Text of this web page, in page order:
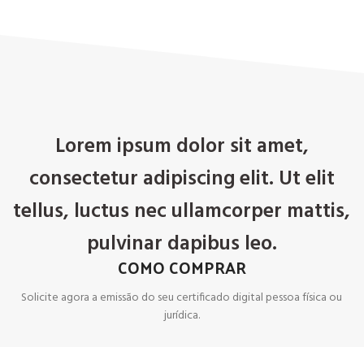
Lorem ipsum dolor sit amet,
consectetur adipiscing elit. Ut elit
tellus, luctus nec ullamcorper mattis,
pulvinar dapibus leo.
COMO COMPRAR
Solicite agora a emissão do seu certificado digital pessoa física ou
jurídica.